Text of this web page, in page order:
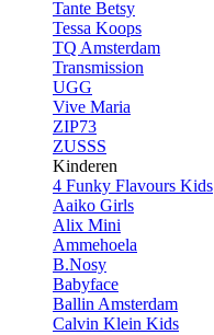
Tante Betsy
Tessa Koops
TQ Amsterdam
Transmission
UGG
Vive Maria
ZIP73
ZUSSS
Kinderen
4 Funky Flavours Kids
Aaiko Girls
Alix Mini
Ammehoela
B.Nosy
Babyface
Ballin Amsterdam
Calvin Klein Kids